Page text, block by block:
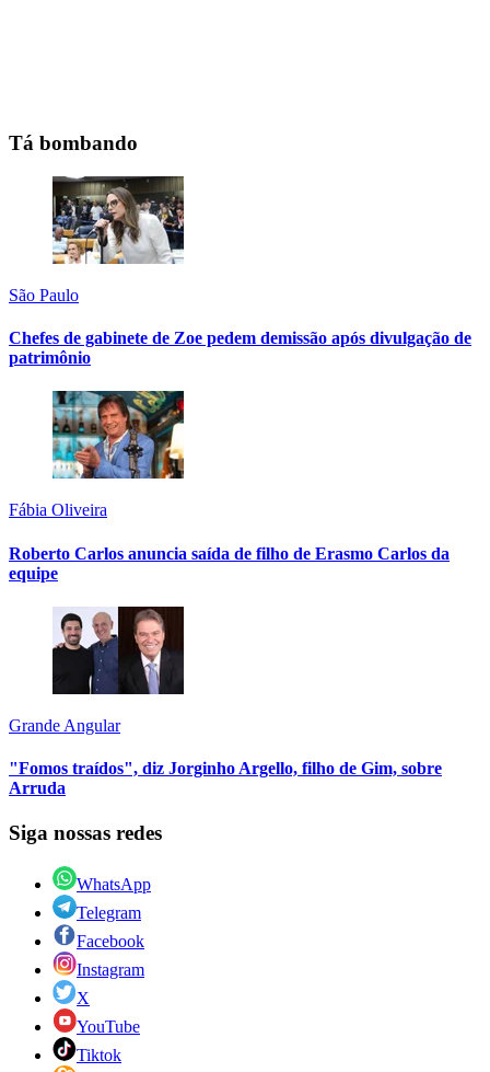
Tá bombando
São Paulo
Chefes de gabinete de Zoe pedem demissão após divulgação de
patrimônio
Fábia Oliveira
Roberto Carlos anuncia saída de filho de Erasmo Carlos da
equipe
Grande Angular
"Fomos traídos", diz Jorginho Argello, filho de Gim, sobre
Arruda
Siga nossas redes
WhatsApp
Telegram
Facebook
Instagram
X
YouTube
Tiktok